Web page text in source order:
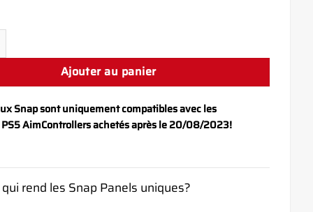
Ajouter au panier
Snap sont uniquement compatibles avec les
AimControllers achetés après le 20/08/2023!
rend les Snap Panels uniques?